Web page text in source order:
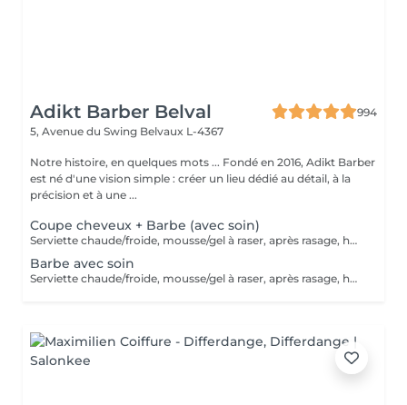
Adikt Barber Belval
994
5, Avenue du Swing Belvaux L-4367
Notre histoire, en quelques mots ... Fondé en 2016, Adikt Barber
est né d'une vision simple : créer un lieu dédié au détail, à la
précision et à une ...
Coupe cheveux + Barbe (avec soin)
Serviette chaude/froide, mousse/gel à raser, après rasage, huile/balm à barbe et wax/gel
Barbe avec soin
Serviette chaude/froide, mousse/gel à raser, après rasage, huile/balm à barbe et wax/gel